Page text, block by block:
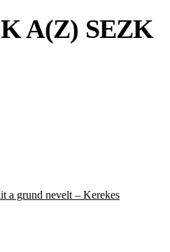
A(Z) SEZK
a grund nevelt – Kerekes